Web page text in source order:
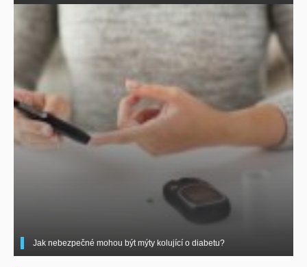
Jak nebezpečné mohou být mýty kolující o diabetu?